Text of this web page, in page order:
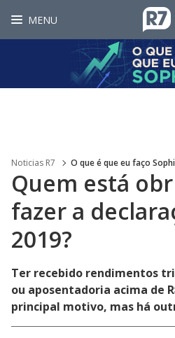
MENU
Noticias R7 O que é que eu faço
Quem está
fazer a
2019?
Ter recebido rendimentos
ou aposentadoria acima de
principal motivo, mas há